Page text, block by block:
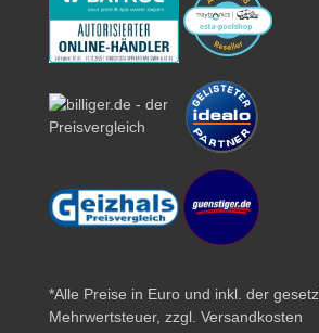
*Alle Preise in Euro und inkl. der
Mehrwertsteuer, zzgl. Versandkosten